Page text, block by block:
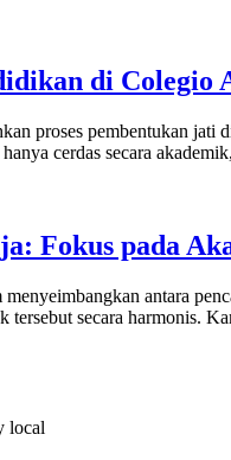
di Colegio
proses pembentukan
cerdas secara
Fokus pada
antara
secara harmonis.
local